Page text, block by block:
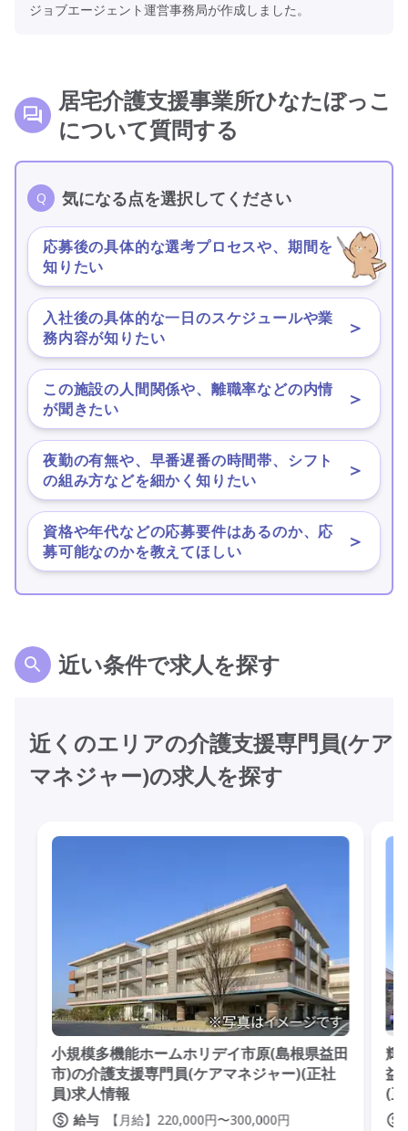
ジョブエージェント運営事務局が作成しました。
居宅介護支援事業所ひなたぼっこ
について質問する
気になる点を選択してください
応募後の具体的な選考プロセスや、期間を
知りたい
＞
入社後の具体的な一日のスケジュールや業
務内容が知りたい
＞
この施設の人間関係や、離職率などの内情
が聞きたい
＞
夜勤の有無や、早番遅番の時間帯、シフト
の組み方などを細かく知りたい
＞
資格や年代などの応募要件はあるのか、応
募可能なのかを教えてほしい
＞
近い条件で求人を探す
近くのエリアの介護支援専門員(ケア
マネジャー)の求人を探す
小規模多機能ホームホリデイ市原(島根県益田
市)の介護支援専門員(ケアマネジャー)(正社
員)求人情報
給与
【月給】220,000円〜300,000円
輝
益
(